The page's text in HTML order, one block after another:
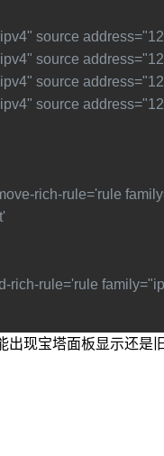
source
source
source
source
rich-rule='rule
rich-rule='rule
出现宝塔面板显示还是